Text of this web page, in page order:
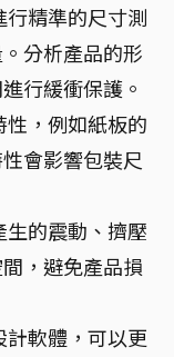
精準的尺寸測
分析產品的形
行緩衝保護。
，例如紙板的
會影響包裝尺
的震動、擠壓
，避免產品損
軟體，可以更